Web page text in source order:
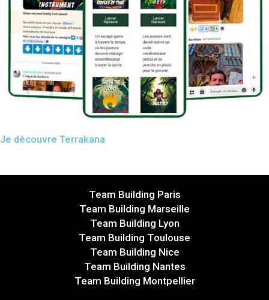
Je découvre Terrakana
Team Building Paris
Team Building Marseille
Team Building Lyon
Team Building Toulouse
Team Building Nice
Team Building Nantes
Team Building Montpellier